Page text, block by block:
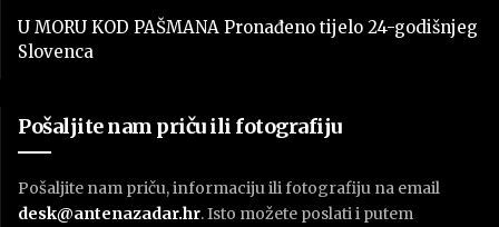
U MORU KOD PAŠMANA Pronađeno tijelo 24-godišnjeg
Slovenca
Pošaljite nam priču ili fotografiju
Pošaljite nam priču, informaciju ili fotografiju na email
desk@antenazadar.hr. Isto možete poslati i putem